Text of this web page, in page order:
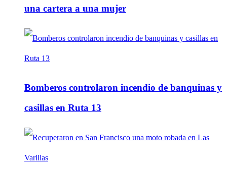
una cartera a una mujer
Bomberos controlaron incendio de banquinas y
casillas en Ruta 13